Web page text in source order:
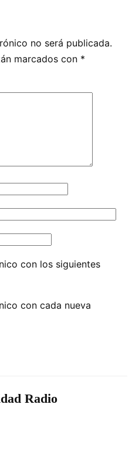
no será publicada.
marcados con *
con los siguientes
con cada nueva
Radio